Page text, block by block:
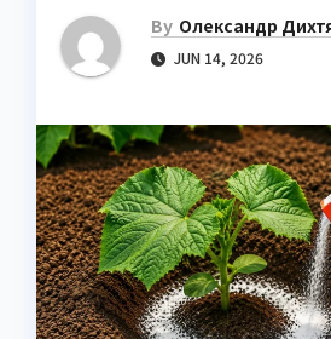
By Олександр
JUN 14, 2026